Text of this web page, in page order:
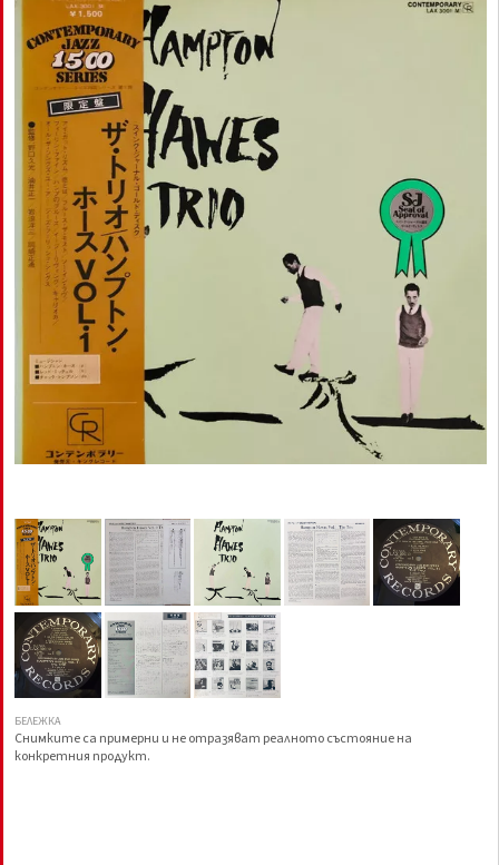
БЕЛЕЖКА
Снимките са примерни и не отразяват реалното състояние на
конкретния продукт.